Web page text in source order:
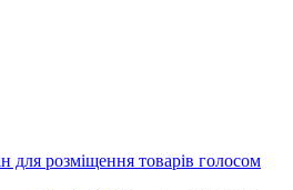
для розміщення товарів голосом